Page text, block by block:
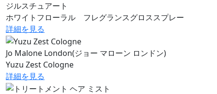
ジルスチュアート
ホワイトフローラル フレグランスグロススプレー
詳細を見る
Jo Malone London(ジョー マローン ロンドン)
Yuzu Zest Cologne
詳細を見る